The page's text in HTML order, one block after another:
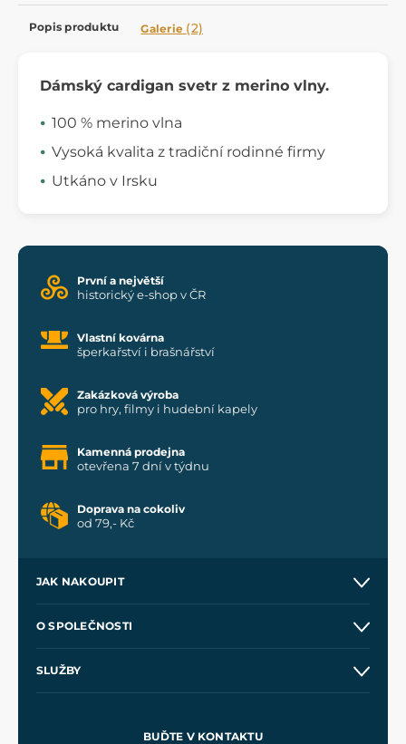
Popis produktu Galerie (2)
Dámský cardigan svetr z merino vlny.
100 % merino vlna
Vysoká kvalita z tradiční rodinné firmy
Utkáno v Irsku
První a největší
historický e-shop v ČR
Vlastní kovárna
šperkařství i brašnářství
Zakázková výroba
pro hry, filmy i hudební kapely
Kamenná prodejna
otevřena 7 dní v týdnu
Doprava na cokoliv
od 79,- Kč
JAK NAKOUPIT
Velkoobchod
O SPOLEČNOSTI
SLUŽBY
Meče pro Kingdom Come
BUĎTE V KONTAKTU